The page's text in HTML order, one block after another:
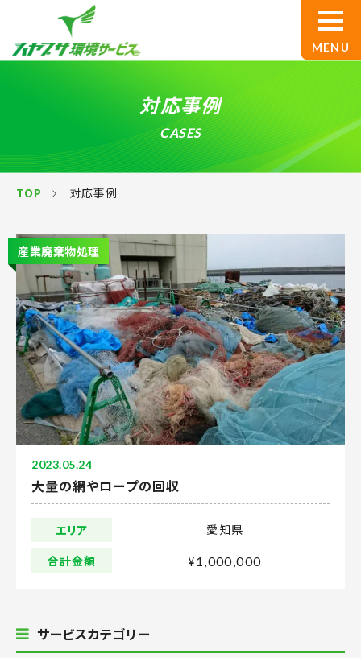
産業廃棄物処理
基板買取
産廃コンサルティング
ハヤブサ環境サービスについて
対応事例
新着情報
よくあるご質問
会社案内
営業時間 8:00-17:00
対応事例
CASES
TOP 対応事例
産業廃棄物処理
2023.05.24
大量の網やロープの回収
エリア
愛知県
合計金額
¥1,000,000
サービスカテゴリー